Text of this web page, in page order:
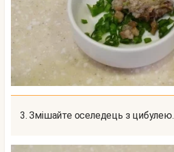
3. Змішайте оселедець з цибулею.